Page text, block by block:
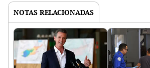
NOTAS RELACIONADAS